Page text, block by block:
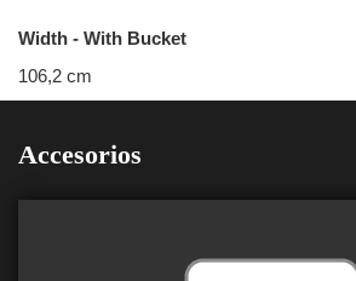
Width - With Bucket
106,2 cm
Accesorios